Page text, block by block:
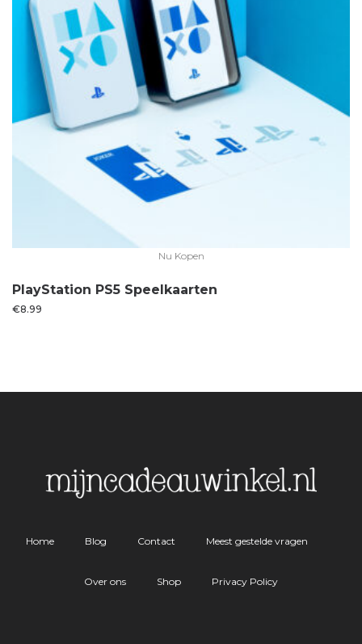
Nu Kopen
PlayStation PS5 Speelkaarten
€8.99
Home Blog Contact Meest gestelde vragen
Over ons Shop Privacy Policy